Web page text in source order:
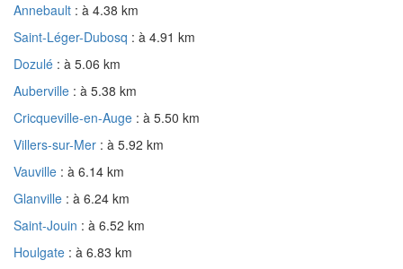
Annebault : à 4.38 km
Saint-Léger-Dubosq : à 4.91 km
Dozulé : à 5.06 km
Auberville : à 5.38 km
Cricqueville-en-Auge : à 5.50 km
Villers-sur-Mer : à 5.92 km
Vauville : à 6.14 km
Glanville : à 6.24 km
Saint-Jouin : à 6.52 km
Houlgate : à 6.83 km